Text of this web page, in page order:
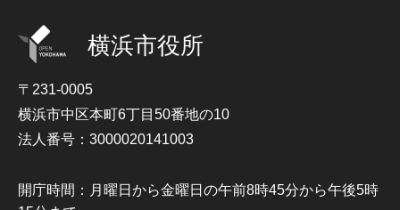
横浜市役所
〒231-0005
横浜市中区本町6丁目50番地の10
法人番号：3000020141003
開庁時間：月曜日から金曜日の午前8時45分から午後5時